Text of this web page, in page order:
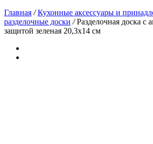
Главная / Кухонные аксессуары и
разделочные доски /Разделочная доска с
защитой зеленая 20,3х14 см